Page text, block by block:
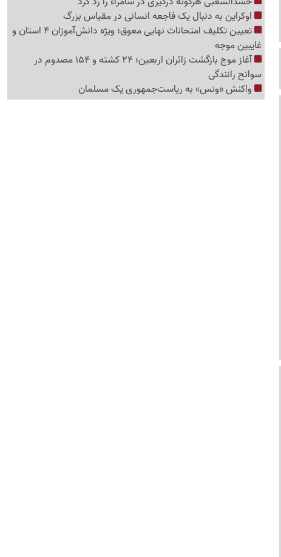
اوکراین به دنبال یک فاجعه انسانی در مقیاس بزرگ
تعیین تکلیف امتحانات نهایی معوق؛ ویژه دانش‌آموزان 4 استان و
غایبین موجه
آغاز موج بازگشت زائران اربعین؛ 24 کشته و 154 مصدوم در
سوانح رانندگی
واکنش «ونس» به ریاست‌جمهوری یک مسلمان